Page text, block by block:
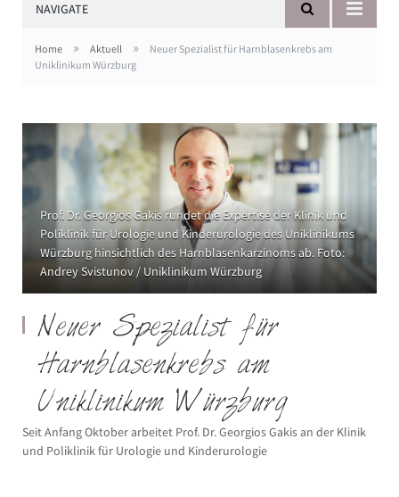
NAVIGATE
Home » Aktuell »
Neuer Spezialist für Harnblasenkrebs am
Uniklinikum Würzburg
Prof. Dr. Georgios Gakis rundet die Expertise der Klinik und
Poliklinik für Urologie und Kinderurologie des Uniklinikums
Würzburg hinsichtlich des Harnblasenkarzinoms ab. Foto:
Andrey Svistunov / Uniklinikum Würzburg
Neuer Spezialist für
Harnblasenkrebs am
Uniklinikum Würzburg
Seit Anfang Oktober arbeitet Prof. Dr. Georgios Gakis an der Klinik
und Poliklinik für Urologie und Kinderurologie